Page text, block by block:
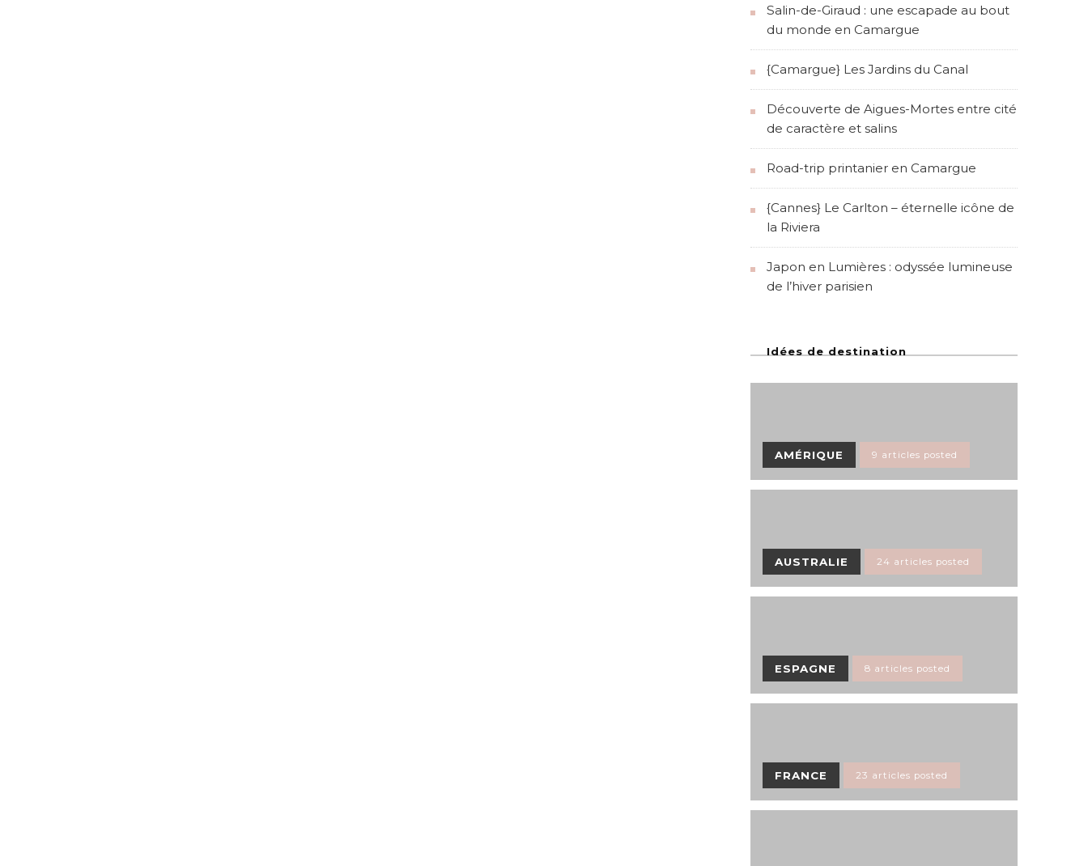
Salin-de-Giraud : une escapade au bout
du monde en Camargue
{Camargue} Les Jardins du Canal
Découverte de Aigues-Mortes entre cité
de caractère et salins
Road-trip printanier en Camargue
{Cannes} Le Carlton – éternelle icône de
la Riviera
Japon en Lumières : odyssée lumineuse
de l’hiver parisien
Idées de destination
AMÉRIQUE 9 articles posted
AUSTRALIE 24 articles posted
ESPAGNE 8 articles posted
FRANCE 23 articles posted